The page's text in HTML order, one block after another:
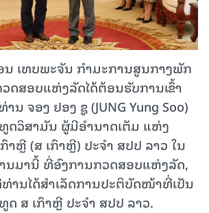
ນ ເທບພະຈັນ ກໍາມະການສູນກາງພັກ
ດສອບແຫ່ງລັດໄດ້ຕ້ອນຮັບການເຂົ້າ
ນ ຈອງ ຢອງ ຊູ (JUNG Yung Soo)
ດວິສາມັນ ຜູ້ມີອຳນາດເຕັມ ແຫ່ງ
າຫຼີ (ສ ເກົາຫຼີ) ປະຈຳ ສປປ ລາວ ໃນ
ນມານີ້ ທີ່ອົງການກວດສອບແຫ່ງລັດ,
ທ່ານໄດ້ສຳເລັດການປະຕິບັດໜ້າທີ່ເປັນ
ດ ສ ເກົາຫຼີ ປະຈຳ ສປປ ລາວ.